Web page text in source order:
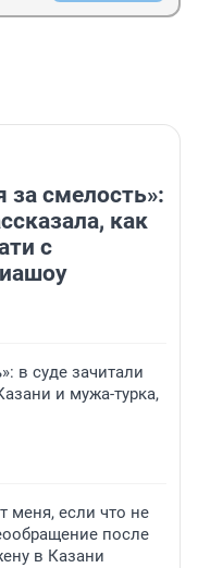
смелость»:
как
с
в суде зачитали
и мужа-турка,
меня, если что не
после
в Казани